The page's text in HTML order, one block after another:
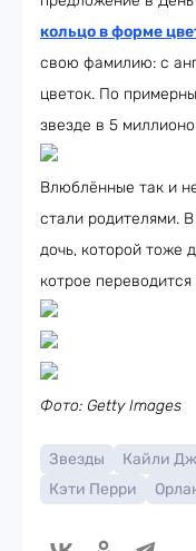
кольцо в форме
свою фамилию: с
цветок. По
звезде в 5
Влюблённые так и
стали родителями.
дочь, которой тоже
котрое
Фото: Getty Images
Звезды Кайли
Кэти Перри